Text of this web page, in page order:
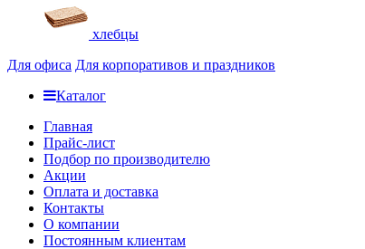
хлебцы
Для офиса Для корпоративов и праздников
Каталог
Главная
Прайс-лист
Подбор по производителю
Акции
Оплата и доставка
Контакты
О компании
Постоянным клиентам